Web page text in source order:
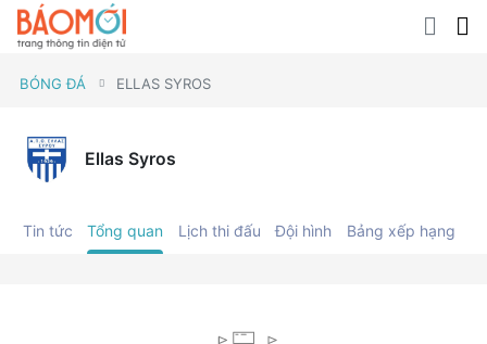
BÓNG ĐÁ ELLAS SYROS
Ellas Syros
Tin tức Tổng quan Lịch thi đấu Đội hình Bảng xếp hạng